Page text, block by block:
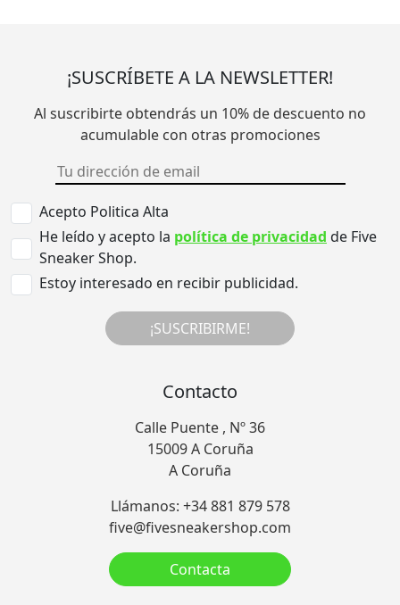
¡SUSCRÍBETE A LA NEWSLETTER!
Al suscribirte obtendrás un 10% de descuento no
acumulable con otras promociones
Acepto Politica Alta
He leído y acepto la política de privacidad de Five
Sneaker Shop.
Estoy interesado en recibir publicidad.
¡SUSCRIBIRME!
Contacto
Calle Puente , Nº 36
15009 A Coruña
A Coruña
Llámanos: +34 881 879 578
five@fivesneakershop.com
Contacta